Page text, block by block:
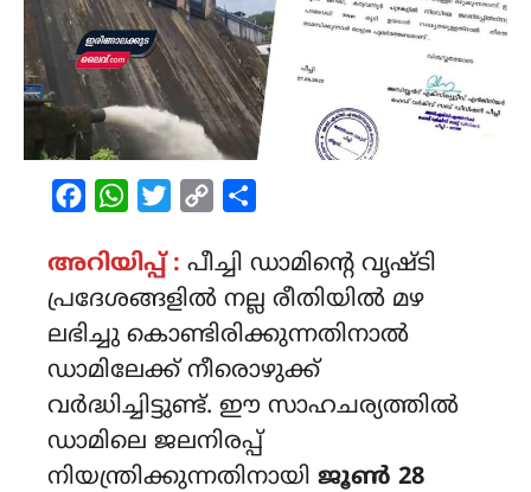
FacebookWhatsAppTwitterCopy
അറിയിപ്പ് : പീച്ചി ഡാമിന്റെ വൃഷ്ടി
പ്രദേശങ്ങളിൽ നല്ല രീതിയിൽ മഴ
ലഭിച്ചു കൊണ്ടിരിക്കുന്നതിനാൽ
ഡാമിലേക്ക് നീരൊഴുക്ക്
വർദ്ധിച്ചിട്ടുണ്ട്. ഈ സാഹചര്യത്തിൽ
ഡാമിലെ ജലനിരപ്പ്
നിയന്ത്രിക്കുന്നതിനായി ജൂൺ 28